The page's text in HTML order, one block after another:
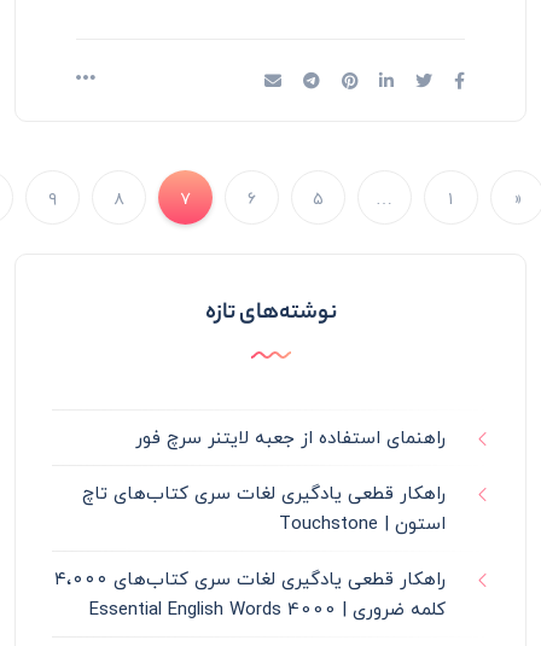
۸
نوشته‌های تازه
راهنمای استفاده از جعبه لایتنر سرچ فور
راهکار قطعی یادگیری لغات سری کتاب‌های تاچ
استون | Touchstone
راهکار قطعی یادگیری لغات سری کتاب‌های ۴،۰۰۰
کلمه ضروری | 4000 Essential English Words